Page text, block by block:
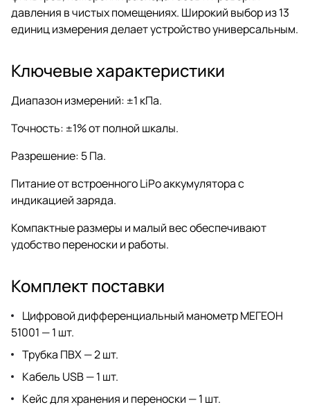
давления в чистых помещениях. Широкий выбор из 13
единиц измерения делает устройство универсальным.
Ключевые характеристики
Диапазон измерений: ±1 кПа.
Точность: ±1% от полной шкалы.
Разрешение: 5 Па.
Питание от встроенного LiPo аккумулятора с
индикацией заряда.
Компактные размеры и малый вес обеспечивают
удобство переноски и работы.
Комплект поставки
Цифровой дифференциальный манометр МЕГЕОН
51001 — 1 шт.
Трубка ПВХ — 2 шт.
Кабель USB — 1 шт.
Кейс для хранения и переноски — 1 шт.